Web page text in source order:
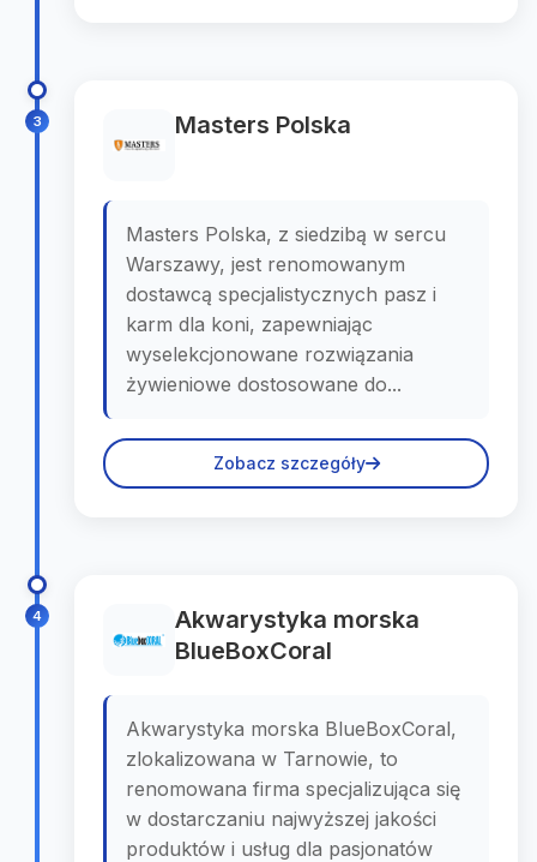
3 Masters Polska
Masters Polska, z siedzibą w sercu
Warszawy, jest renomowanym
dostawcą specjalistycznych pasz i
karm dla koni, zapewniając
wyselekcjonowane rozwiązania
żywieniowe dostosowane do...
Zobacz szczegóły
4
Akwarystyka morska
BlueBoxCoral
Akwarystyka morska BlueBoxCoral,
zlokalizowana w Tarnowie, to
renomowana firma specjalizująca się
w dostarczaniu najwyższej jakości
produktów i usług dla pasjonatów